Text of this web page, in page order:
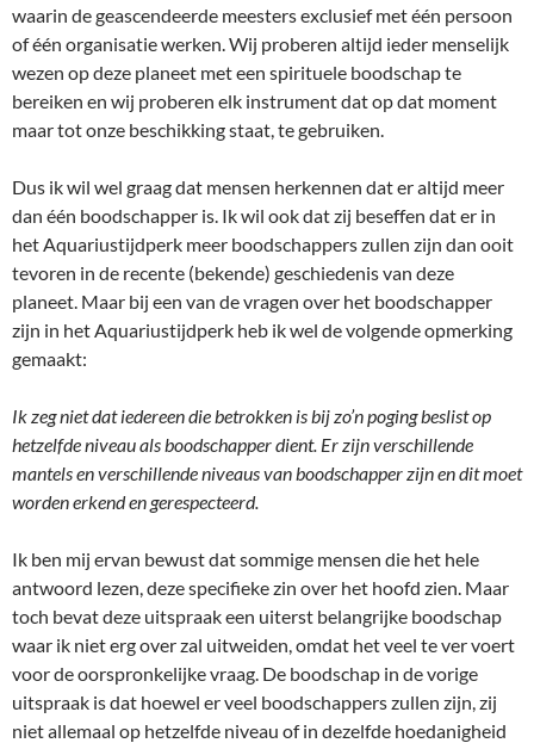
waarin de geascendeerde meesters exclusief met één persoon
of één organisatie werken. Wij proberen altijd ieder menselijk
wezen op deze planeet met een spirituele boodschap te
bereiken en wij proberen elk instrument dat op dat moment
maar tot onze beschikking staat, te gebruiken.
Dus ik wil wel graag dat mensen herkennen dat er altijd meer
dan één boodschapper is. Ik wil ook dat zij beseffen dat er in
het Aquariustijdperk meer boodschappers zullen zijn dan ooit
tevoren in de recente (bekende) geschiedenis van deze
planeet. Maar bij een van de vragen over het boodschapper
zijn in het Aquariustijdperk heb ik wel de volgende opmerking
gemaakt:
Ik zeg niet dat iedereen die betrokken is bij zo’n poging beslist op
hetzelfde niveau als boodschapper dient. Er zijn verschillende
mantels en verschillende niveaus van boodschapper zijn en dit moet
worden erkend en gerespecteerd.
Ik ben mij ervan bewust dat sommige mensen die het hele
antwoord lezen, deze specifieke zin over het hoofd zien. Maar
toch bevat deze uitspraak een uiterst belangrijke boodschap
waar ik niet erg over zal uitweiden, omdat het veel te ver voert
voor de oorspronkelijke vraag. De boodschap in de vorige
uitspraak is dat hoewel er veel boodschappers zullen zijn, zij
niet allemaal op hetzelfde niveau of in dezelfde hoedanigheid